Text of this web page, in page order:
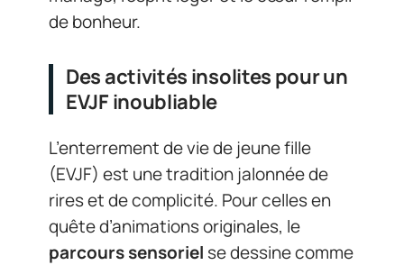
de bonheur.
Des activités insolites pour un
EVJF inoubliable
L’enterrement de vie de jeune fille
(EVJF) est une tradition jalonnée de
rires et de complicité. Pour celles en
quête d’animations originales, le
parcours sensoriel se dessine comme